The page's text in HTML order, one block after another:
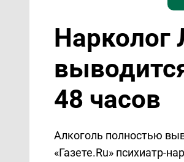
Нарколог
48 часов
Алкоголь полностью
«Газете.Ru» психиатр-